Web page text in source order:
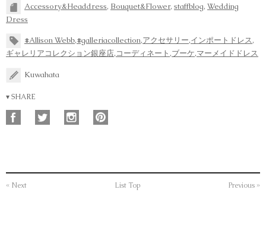
Accessory&Headdress, Bouquet&Flower, staffblog, Wedding
Dress
#Allison Webb,#galleriacollection,アクセサリー,インポートドレス,
ギャレリアコレクション銀座店,コーディネート ,ブーケ,マーメイドドレス
Kuwahata
▾ SHARE
« Next List Top Previous »